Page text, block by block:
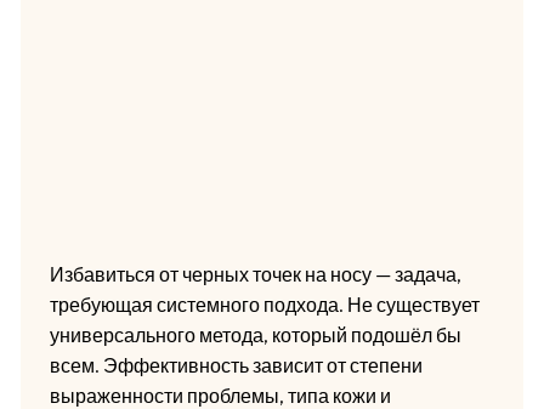
Избавиться от черных точек на носу — задача,
требующая системного подхода. Не существует
универсального метода, который подошёл бы
всем. Эффективность зависит от степени
выраженности проблемы, типа кожи и